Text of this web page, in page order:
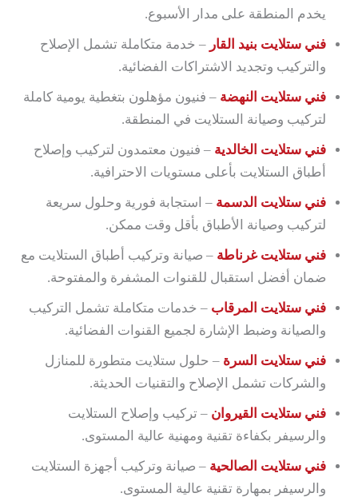
يخدم المنطقة على مدار الأسبوع.
فني ستلايت بنيد القار – خدمة متكاملة تشمل الإصلاح
والتركيب وتجديد الاشتراكات الفضائية.
فني ستلايت النهضة – فنيون مؤهلون بتغطية يومية كاملة
لتركيب وصيانة الستلايت في المنطقة.
فني ستلايت الخالدية – فنيون معتمدون لتركيب وإصلاح
أطباق الستلايت بأعلى مستويات الاحترافية.
فني ستلايت الدسمة – استجابة فورية وحلول سريعة
لتركيب وصيانة الأطباق بأقل وقت ممكن.
فني ستلايت غرناطة – صيانة وتركيب أطباق الستلايت مع
ضمان أفضل استقبال للقنوات المشفرة والمفتوحة.
فني ستلايت المرقاب – خدمات متكاملة تشمل التركيب
والصيانة وضبط الإشارة لجميع القنوات الفضائية.
فني ستلايت السرة – حلول ستلايت متطورة للمنازل
والشركات تشمل الإصلاح والتقنيات الحديثة.
فني ستلايت القيروان – تركيب وإصلاح الستلايت
والرسيفر بكفاءة تقنية ومهنية عالية المستوى.
فني ستلايت الصالحية – صيانة وتركيب أجهزة الستلايت
والرسيفر بمهارة تقنية عالية المستوى.